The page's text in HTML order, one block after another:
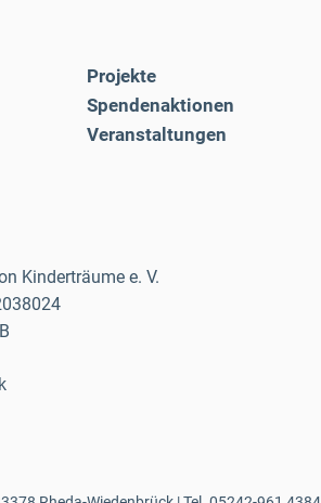
Projekte
Spendenaktionen
Veranstaltungen
Kinderträume e. V.